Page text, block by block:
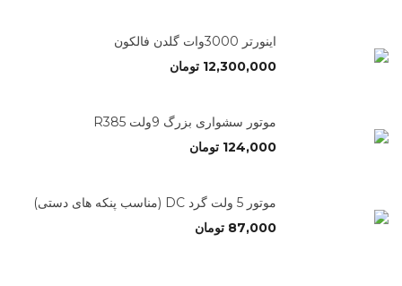
اینورتر 3000وات گلدن فالکون
12,300,000 تومان
موتور سشواری بزرگ 9ولت R385
124,000 تومان
موتور 5 ولت گرد DC (مناسب پنکه های دستی)
87,000 تومان